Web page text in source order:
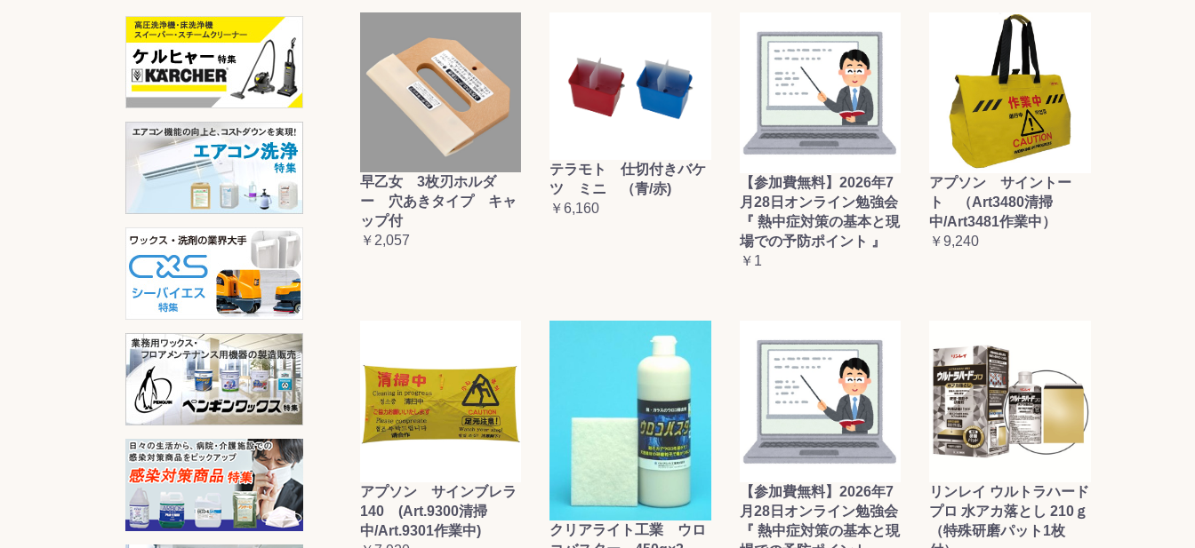
早乙女 3枚刃ホルダ
ー 穴あきタイプ キャ
ップ付
￥2,057
テラモト 仕切付きバケ
ツ ミニ （青/赤)
￥6,160
【参加費無料】2026年7
月28日オンライン勉強会
『 熱中症対策の基本と現
場での予防ポイント 』
￥1
アプソン サイントー
ト （Art3480清掃
中/Art3481作業中）
￥9,240
アプソン サインブレラ
140 (Art.9300清掃
中/Art.9301作業中)
クリアライト工業 ウロ
【参加費無料】2026年7
月28日オンライン勉強会
『 熱中症対策の基本と現
リンレイ ウルトラハード
プロ 水アカ落とし 210ｇ
（特殊研磨パット1枚